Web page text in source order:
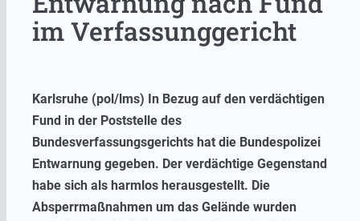
im Verfassunggericht
Karlsruhe (pol/lms) In Bezug auf den verdächtigen
Fund in der Poststelle des
Bundesverfassungsgerichts hat die Bundespolizei
Entwarnung gegeben. Der verdächtige Gegenstand
habe sich als harmlos herausgestellt. Die
Absperrmaßnahmen um das Gelände wurden